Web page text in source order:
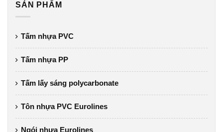
SẢN PHẨM
Tấm nhựa PVC
Tấm nhựa PP
Tấm lấy sáng polycarbonate
Tôn nhựa PVC Eurolines
Ngói nhựa Eurolines